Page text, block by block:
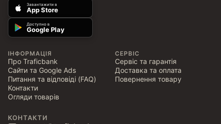
Завантажити в
App Store
Доступно в
Google Play
ІНФОРМАЦІЯ
Про Traficbank
Сайти та Google Ads
Питання та відповіді (FAQ)
Контакти
Огляди товарів
СЕРВІС
Сервіс та гарантія
Доставка та оплата
Повернення товару
КОНТАКТИ